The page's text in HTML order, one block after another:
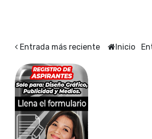
Entrada más reciente Inicio